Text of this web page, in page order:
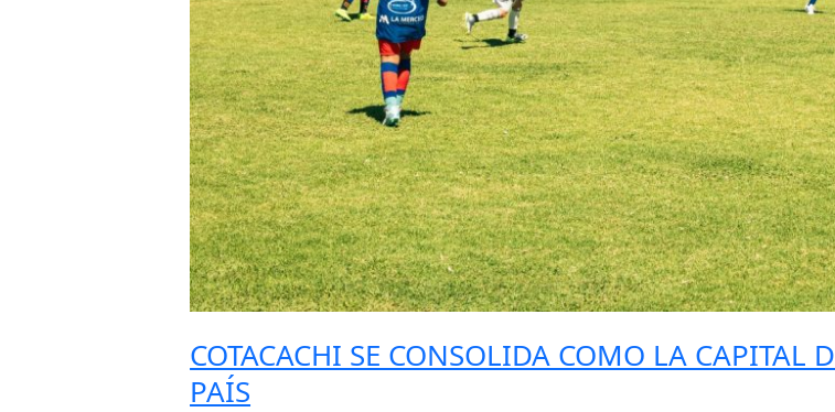
COTACACHI SE CONSOLIDA COMO LA CAPITAL
PAÍS